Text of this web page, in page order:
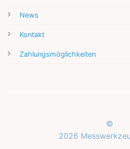
News
Kontakt
Zahlungsmöglichkeiten
©
2026